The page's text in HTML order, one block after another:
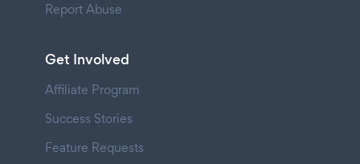
Report Abuse
Get Involved
Affiliate Program
Success Stories
Feature Requests